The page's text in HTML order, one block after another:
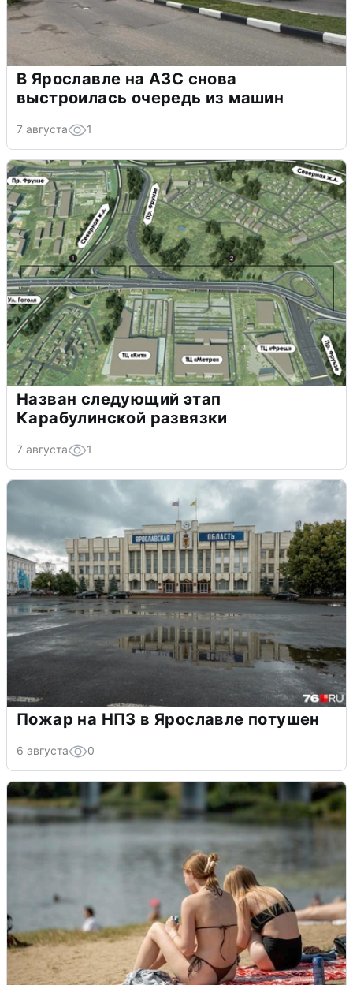
В Ярославле на АЗС снова
выстроилась очередь из машин
7 августа 1
Назван следующий этап
Карабулинской развязки
7 августа 1
Пожар на НПЗ в Ярославле потушен
6 августа 0